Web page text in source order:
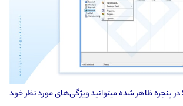
2- در سربرگ Settings در پنجره ظاهر شده میتوانید ویژگی‌های مورد نظر خود